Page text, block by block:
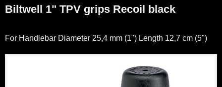
Biltwell 1" TPV grips Recoil black
For Handlebar Diameter 25,4 mm (1") Length 12,7 cm (5")